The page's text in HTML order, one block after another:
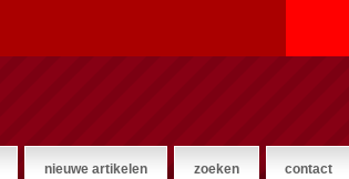
nieuwe artikelen zoeken contact